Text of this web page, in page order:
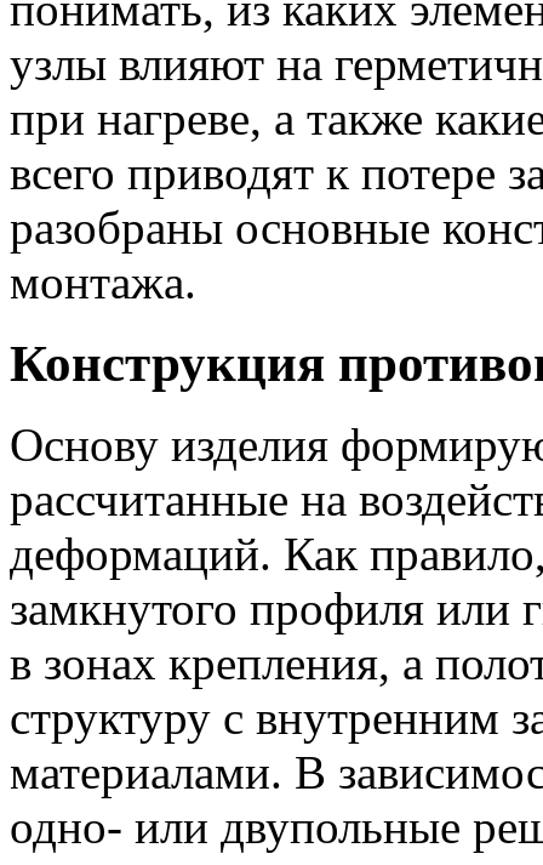
узлы влияют на
при нагреве, а также
всего приводят к потере
разобраны основные
монтажа.
Конструкция
Основу изделия
рассчитанные на
деформаций. Как
замкнутого профиля или
в зонах крепления, а
структуру с внутренним
материалами. В
одно- или двупольные